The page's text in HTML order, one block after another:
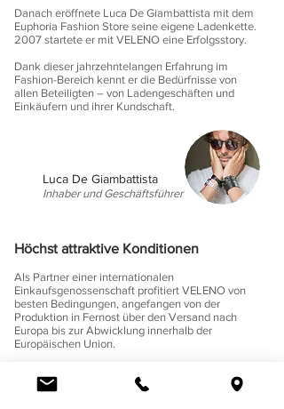
Danach eröffnete Luca De Giambattista mit dem
Euphoria Fashion Store seine eigene Ladenkette.
2007 startete er mit VELENO eine Erfolgsstory.
Dank dieser jahrzehntelangen Erfahrung im
Fashion-Bereich kennt er die Bedürfnisse von
allen Beteiligten – von Ladengeschäften und
Einkäufern und ihrer Kundschaft.
Luca De Giambattista
Inhaber und Geschäftsführer
Höchst attraktive Konditionen
Als Partner einer internationalen
Einkaufsgenossenschaft profitiert VELENO von
besten Bedingungen, angefangen von der
Produktion in Fernost über den Versand nach
Europa bis zur Abwicklung innerhalb der
Europäischen Union.
Luca De Giambattista mit dem VELENO Display-